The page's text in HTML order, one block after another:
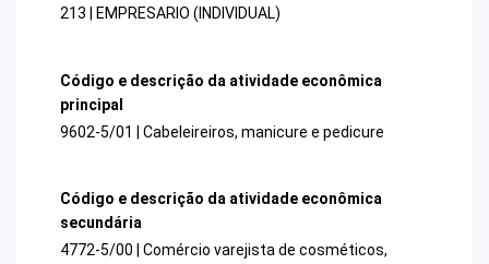
213 | EMPRESARIO (INDIVIDUAL)
Código e descrição da atividade econômica
principal
9602-5/01 | Cabeleireiros, manicure e pedicure
Código e descrição da atividade econômica
secundária
4772-5/00 | Comércio varejista de cosméticos,